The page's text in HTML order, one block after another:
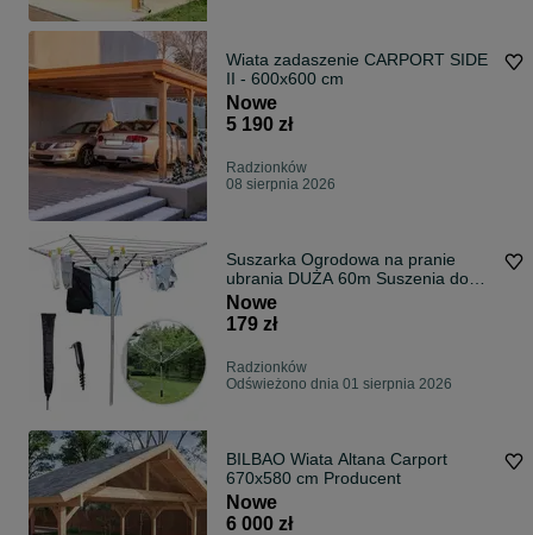
Wiata zadaszenie CARPORT SIDE
II - 600x600 cm
Nowe
5 190 zł
Radzionków
08 sierpnia 2026
Suszarka Ogrodowa na pranie
ubrania DUŻA 60m Suszenia do
ogrodu zewnętrzna składana
ŚWIDER + POKROWIEC
Nowe
179 zł
Radzionków
Odświeżono dnia 01 sierpnia 2026
BILBAO Wiata Altana Carport
670x580 cm Producent
Nowe
6 000 zł